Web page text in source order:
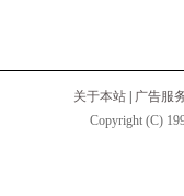
关于本站
广告服
Copyright (C)